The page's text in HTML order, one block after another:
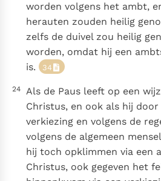
worden volgens het ambt,
herauten zouden heilig
zelfs de duivel zou heilig
worden, omdat hij een
is. 34
24
Als de Paus leeft op een
Christus, en ook als hij
verkiezing en volgens de
volgens de algemeen
hij toch opklimmen via een
Christus, ook gegeven het